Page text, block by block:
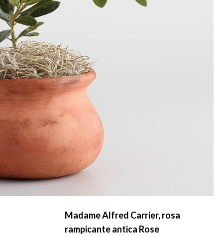
Madame Alfred Carrier, rosa
rampicante antica Rose